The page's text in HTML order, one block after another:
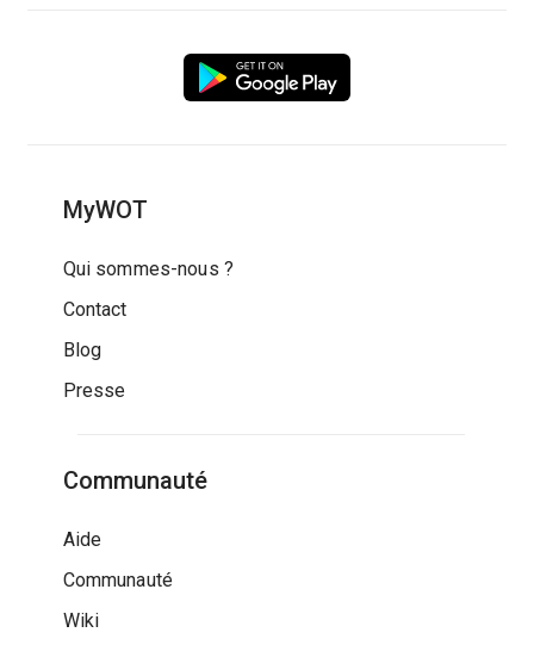
MyWOT
Qui sommes-nous ?
Contact
Blog
Presse
Communauté
Aide
Communauté
Wiki